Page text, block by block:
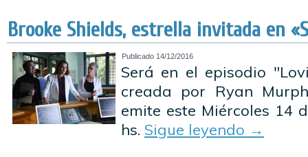
Brooke Shields, estrella invitada en
Publicado 14/12/2016
Será en el episodio
creada por Ryan
emite este Miércoles 14
hs. Sigue leyendo →